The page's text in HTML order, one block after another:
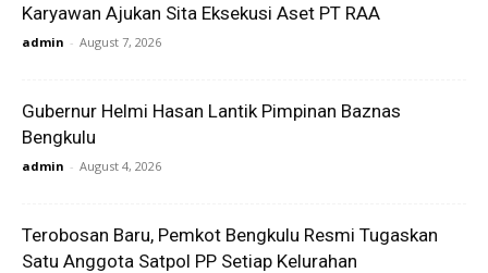
Karyawan Ajukan Sita Eksekusi Aset PT RAA
admin - August 7, 2026
Gubernur Helmi Hasan Lantik Pimpinan Baznas
Bengkulu
admin - August 4, 2026
Terobosan Baru, Pemkot Bengkulu Resmi Tugaskan
Satu Anggota Satpol PP Setiap Kelurahan